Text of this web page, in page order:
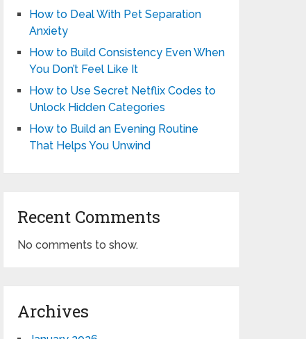
How to Deal With Pet Separation
Anxiety
How to Build Consistency Even When
You Don’t Feel Like It
How to Use Secret Netflix Codes to
Unlock Hidden Categories
How to Build an Evening Routine
That Helps You Unwind
Recent Comments
No comments to show.
Archives